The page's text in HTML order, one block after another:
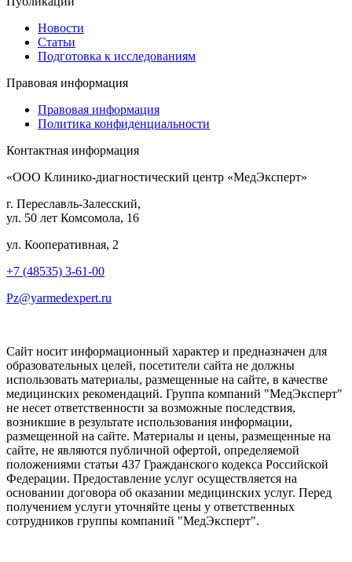
Новости
Статьи
Подготовка к исследованиям
Правовая информация
Правовая информация
Политика конфиденциальности
Контактная информация
«ООО Клинико-диагностический центр «МедЭксперт»
г. Переславль-Залесский,
ул. 50 лет Комсомола, 16
ул. Кооперативная, 2
+7 (48535) 3-61-00
Pz@yarmedexpert.ru
Сайт носит информационный характер и предназначен для
образовательных целей, посетители сайта не должны
использовать материалы, размещенные на сайте, в качестве
медицинских рекомендаций. Группа компаний "МедЭксперт"
не несет ответственности за возможные последствия,
возникшие в результате использования информации,
размещенной на сайте. Материалы и цены, размещенные на
сайте, не являются публичной офертой, определяемой
положениями статьи 437 Гражданского кодекса Российской
Федерации. Предоставление услуг осуществляется на
основании договора об оказании медицинских услуг. Перед
получением услуги уточняйте цены у ответственных
сотрудников группы компаний "МедЭксперт".